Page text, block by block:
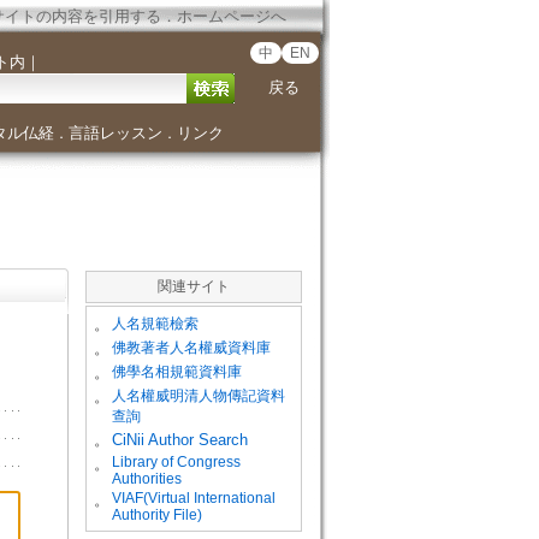
イトの内容を引用する．ホームページへ
内 ｜ 中 EN
戻る
ル仏経． 言語レッスン ． リンク
関連サイト
。 人名規範檢索
。 佛教著者人名權威資料庫
。 佛學名相規範資料庫
。
人名權威明清人物傳記資料
查詢
。
CiNii Author Search
。
Library of Congress
Authorities
。
VIAF(Virtual International
Authority File)